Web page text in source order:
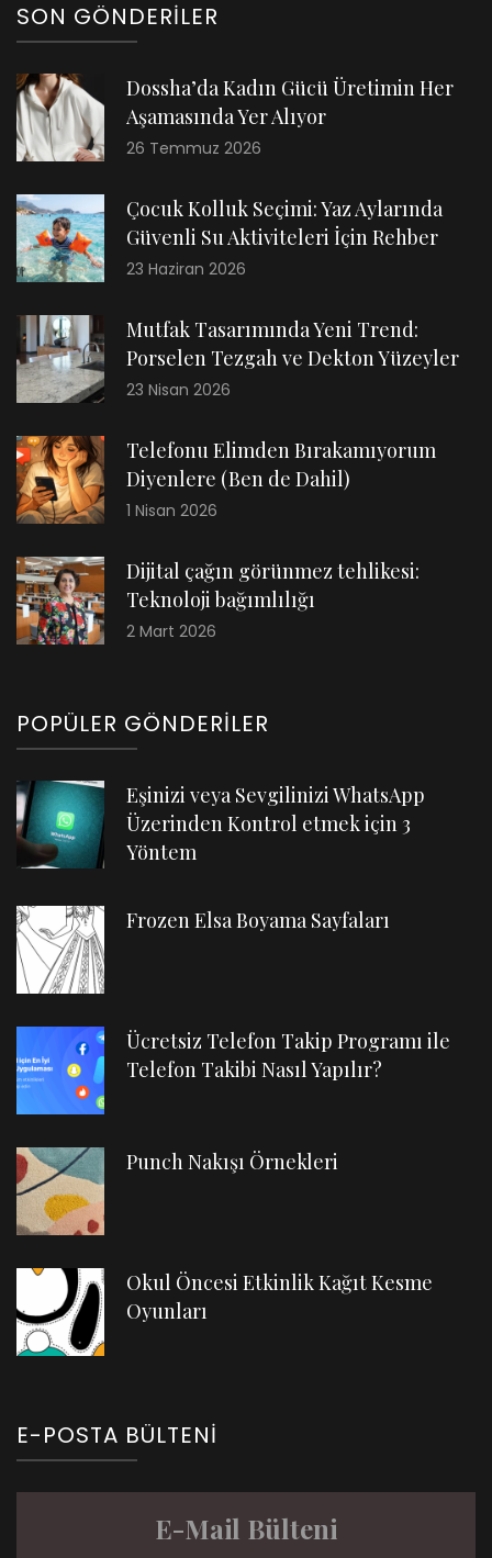
SON GÖNDERILER
Dossha’da Kadın Gücü Üretimin Her
Aşamasında Yer Alıyor
26 Temmuz 2026
Çocuk Kolluk Seçimi: Yaz Aylarında
Güvenli Su Aktiviteleri İçin Rehber
23 Haziran 2026
Mutfak Tasarımında Yeni Trend:
Porselen Tezgah ve Dekton Yüzeyler
23 Nisan 2026
Telefonu Elimden Bırakamıyorum
Diyenlere (Ben de Dahil)
1 Nisan 2026
Dijital çağın görünmez tehlikesi:
Teknoloji bağımlılığı
2 Mart 2026
POPÜLER GÖNDERILER
Eşinizi veya Sevgilinizi WhatsApp
Üzerinden Kontrol etmek için 3
Yöntem
Frozen Elsa Boyama Sayfaları
Ücretsiz Telefon Takip Programı ile
Telefon Takibi Nasıl Yapılır?
Punch Nakışı Örnekleri
Okul Öncesi Etkinlik Kağıt Kesme
Oyunları
E-POSTA BÜLTENI
E-Mail Bülteni